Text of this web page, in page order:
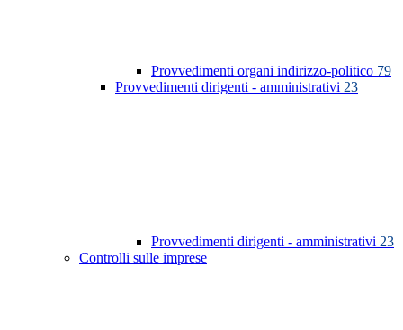
Provvedimenti organi indirizzo-politico 79
Provvedimenti dirigenti - amministrativi 23
Provvedimenti dirigenti - amministrativi 23
Controlli sulle imprese